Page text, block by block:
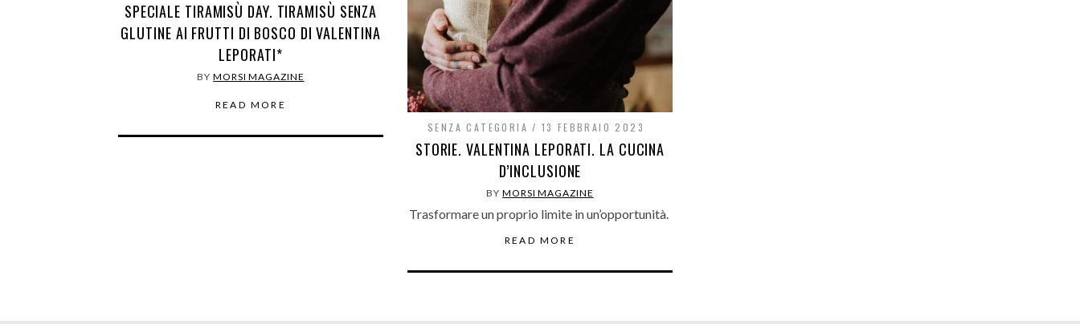
SPECIALE TIRAMISÙ DAY. TIRAMISÙ SENZA
GLUTINE AI FRUTTI DI BOSCO DI VALENTINA
LEPORATI*
BYMORSI MAGAZINE
READ MORE
SENZA CATEGORIA 13 FEBBRAIO 2023
STORIE. VALENTINA LEPORATI. LA CUCINA
D’INCLUSIONE
BYMORSI MAGAZINE
Trasformare un proprio limite in un’opportunità.
READ MORE